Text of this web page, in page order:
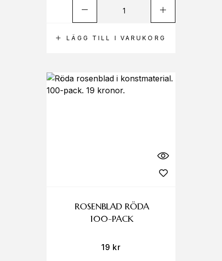
LÄGG TILL I VARUKORG
ROSENBLAD RÖDA
100-PACK
19 kr